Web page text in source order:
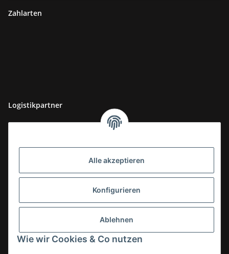
Alle akzeptieren
Konfigurieren
Ablehnen
Wie wir Cookies & Co nutzen
Zahlarten
Logistikpartner